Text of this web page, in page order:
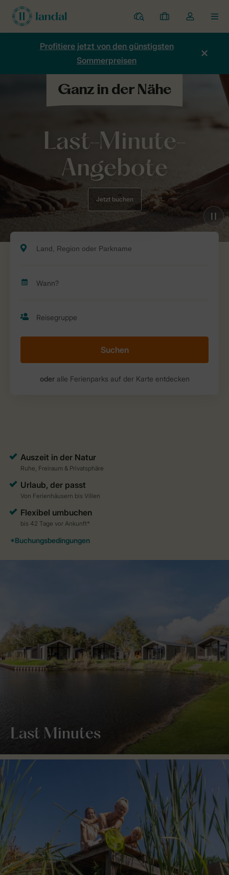
Ferienparks
Meine
Buchungen
Dropdown-
Menü
Kontos
Profitiere jetzt von den günstigsten
Sommerpreisen
Last-Minute-
Angebote
Jetzt buchen
Suchen
oderalle Ferienparks auf der Karte entdecken
Last Minutes